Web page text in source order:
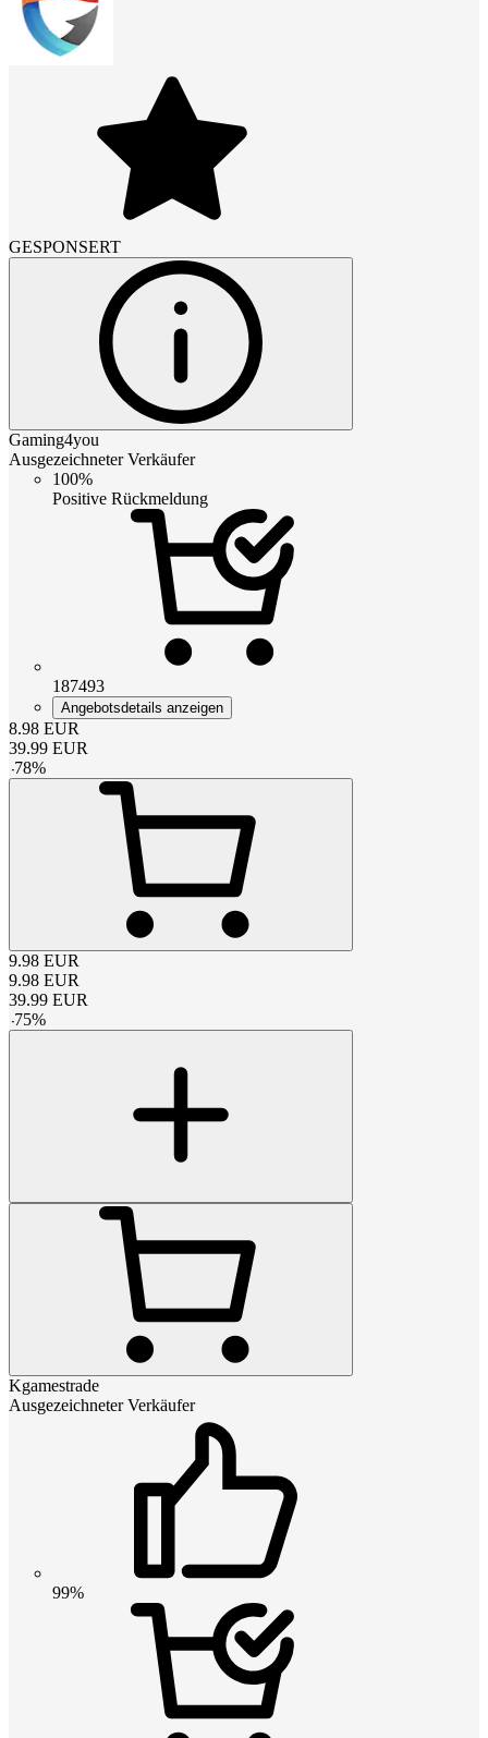
GESPONSERT
Gaming4you
Ausgezeichneter Verkäufer
100%
Positive Rückmeldung
187493
Angebotsdetails anzeigen
8.98 EUR
39.99 EUR
-78%
9.98 EUR
9.98 EUR
39.99 EUR
-75%
Kgamestrade
Ausgezeichneter Verkäufer
99%